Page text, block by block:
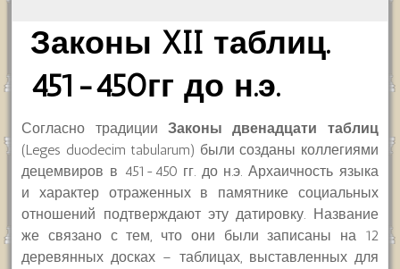
Законы XII таблиц.
451-450гг до н.э.
Согласно традиции Законы двенадцати таблиц
(Leges duodecim tabularum) были созданы коллегиями
децемвиров в 451-450 гг. до н.э. Архаичность языка
и характер отраженных в памятнике социальных
отношений подтверждают эту датировку. Название
же связано с тем, что они были записаны на 12
деревянных досках – таблицах, выставленных для